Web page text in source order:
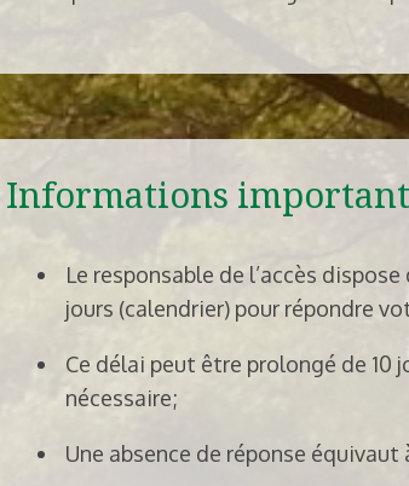
Informations
Le responsable de l’accès dispose
jours (calendrier) pour répondre
Ce délai peut être prolongé de 10
nécessaire;
Une absence de réponse équivaut